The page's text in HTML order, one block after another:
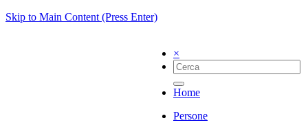
Skip to Main Content (Press Enter)
×
Home
Persone